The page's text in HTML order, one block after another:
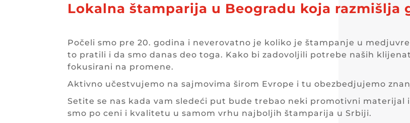
Lokalna štamparija u Beogradu koja razmišlja
Počeli smo pre 20. godina i neverovatno je koliko je štampanje u
to pratili i da smo danas deo toga. Kako bi zadovoljili potrebe naših
fokusirani na promene.
Aktivno učestvujemo na sajmovima širom Evrope i tu obezbedjujemo
Setite se nas kada vam sledeći put bude trebao neki promotivni materijal
smo po ceni i kvalitetu u samom vrhu najboljih štamparija u Srbiji.